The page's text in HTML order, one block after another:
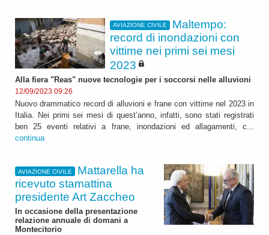
AVIAZIONE CIVILE
Maltempo:
record di inondazioni con
vittime nei primi sei mesi
2023
Alla fiera "Reas" nuove tecnologie per i soccorsi nelle alluvioni
12/09/2023 09:26
Nuovo drammatico record di alluvioni e frane con vittime nel 2023 in
Italia. Nei primi sei mesi di quest’anno, infatti, sono stati registrati
ben 25 eventi relativi a frane, inondazioni ed allagamenti, c...
continua
AVIAZIONE CIVILE
Mattarella ha
ricevuto stamattina
presidente Art Zaccheo
In occasione della presentazione
relazione annuale di domani a
Montecitorio